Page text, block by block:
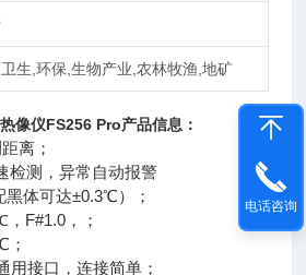
生,环保,生物产业,农林牧渔,地矿
像仪FS256 Pro产品信息：
离；
检测，异常自动报警
体可达±0.3℃）；
F#1.0，；
用接口，连接简单；
电话咨询